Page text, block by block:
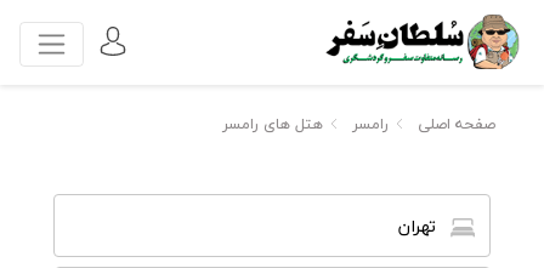
صفحه اصلی رامسر هتل های رامسر
تهران